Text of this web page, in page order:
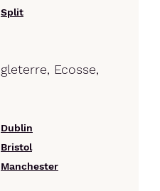
Split
Ecosse,
Dublin
Bristol
Manchester